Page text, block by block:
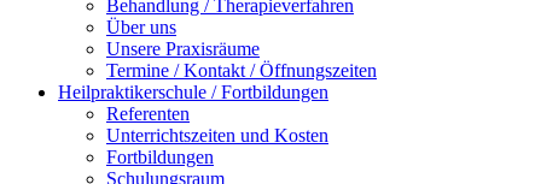
Behandlung / Therapieverfahren
Über uns
Unsere Praxisräume
Termine / Kontakt / Öffnungszeiten
Heilpraktikerschule / Fortbildungen
Referenten
Unterrichtszeiten und Kosten
Fortbildungen
Schulungsraum